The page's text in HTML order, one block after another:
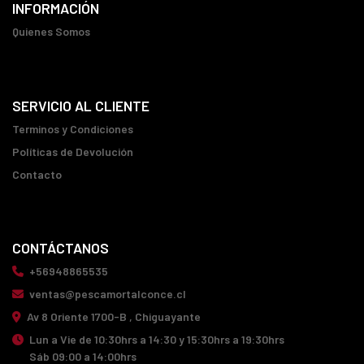
INFORMACIÓN
Quienes Somos
SERVICIO AL CLIENTE
Terminos y Condiciones
Políticas de Devolución
Contacto
CONTÁCTANOS
+56948865535
ventas@pescamortalconce.cl
Av 8 Oriente 1700-B , Chiguayante
Lun a Vie de 10:30hrs a 14:30 y 15:30hrs a 19:30hrs
Sáb 09:00 a 14:00hrs